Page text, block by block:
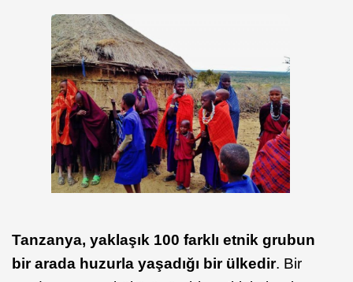
Tanzanya, yaklaşık 100 farklı etnik grubun
bir arada huzurla yaşadığı bir ülkedir. Bir